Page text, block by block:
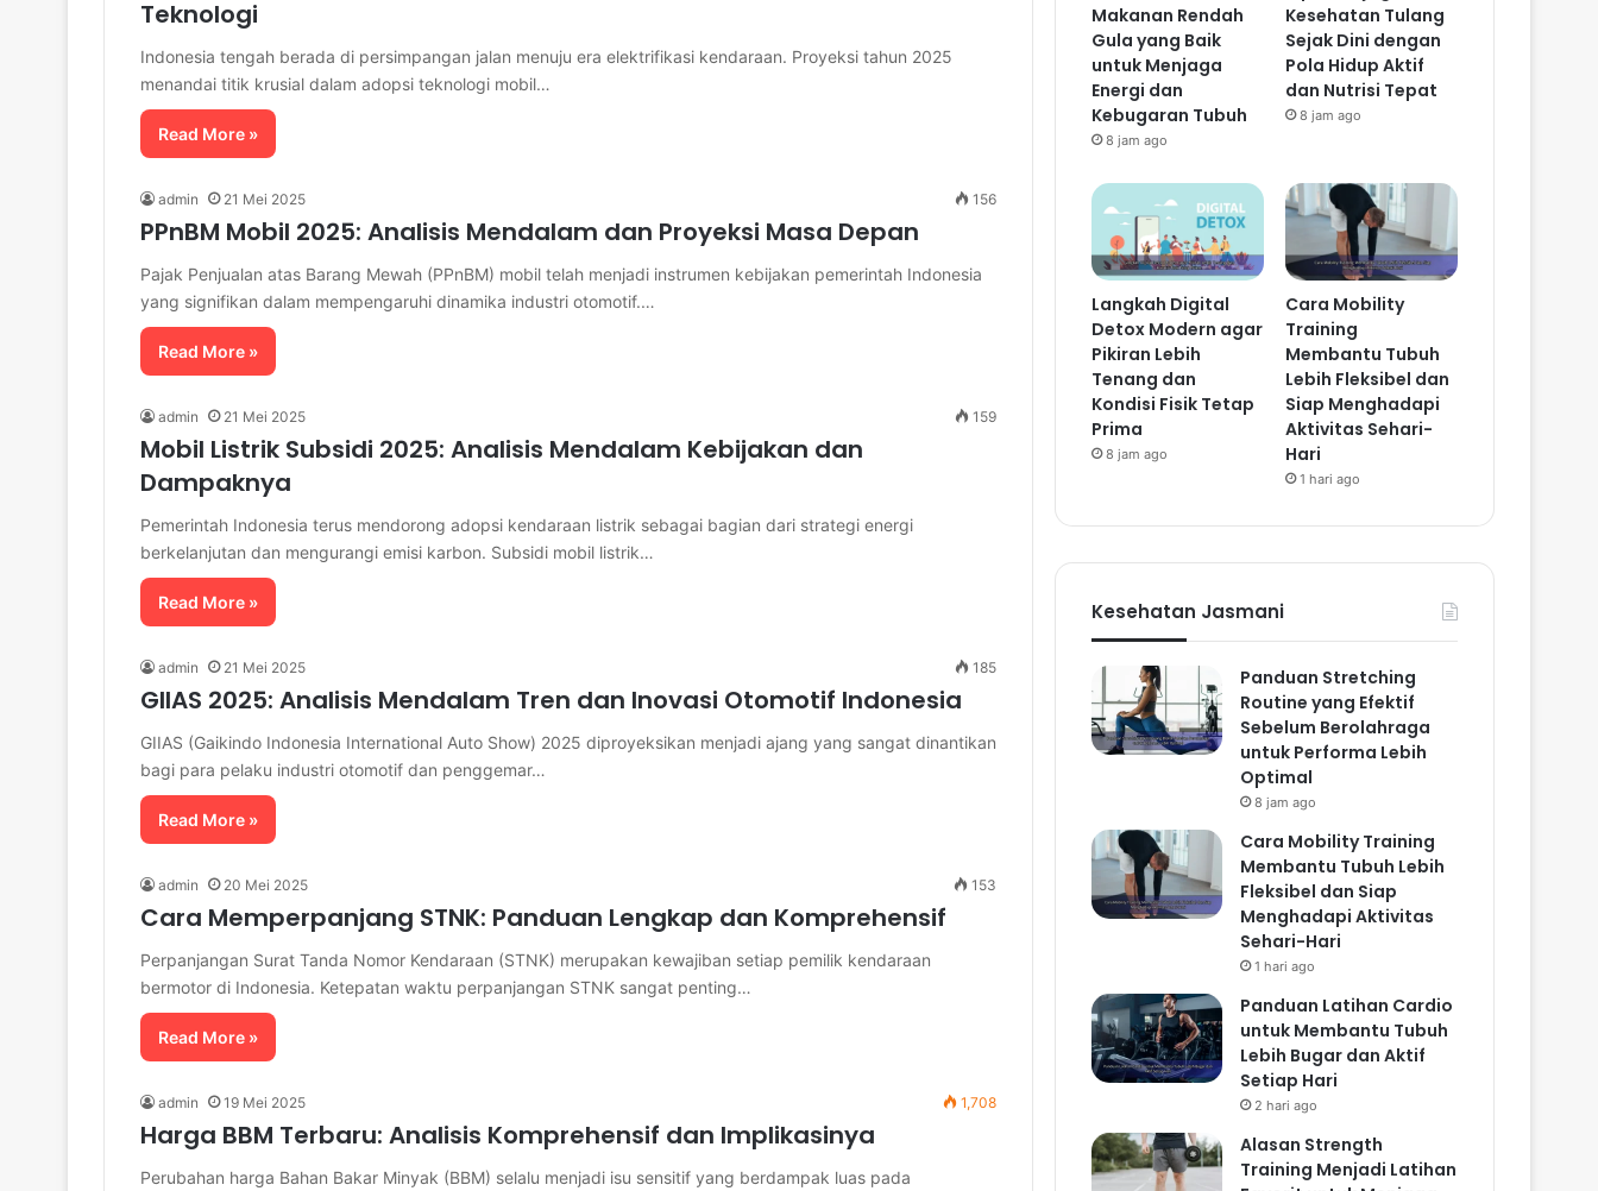
Teknologi
Indonesia tengah berada di persimpangan jalan menuju era elektrifikasi kendaraan. Proyeksi tahun 2025
menandai titik krusial dalam adopsi teknologi mobil…
Read More »
admin 21 Mei 2025 156
PPnBM Mobil 2025: Analisis Mendalam dan Proyeksi Masa Depan
Pajak Penjualan atas Barang Mewah (PPnBM) mobil telah menjadi instrumen kebijakan pemerintah Indonesia
yang signifikan dalam mempengaruhi dinamika industri otomotif.…
Read More »
admin 21 Mei 2025 159
Mobil Listrik Subsidi 2025: Analisis Mendalam Kebijakan dan
Dampaknya
Pemerintah Indonesia terus mendorong adopsi kendaraan listrik sebagai bagian dari strategi energi
berkelanjutan dan mengurangi emisi karbon. Subsidi mobil listrik…
Read More »
admin 21 Mei 2025 185
GIIAS 2025: Analisis Mendalam Tren dan Inovasi Otomotif Indonesia
GIIAS (Gaikindo Indonesia International Auto Show) 2025 diproyeksikan menjadi ajang yang sangat dinantikan
bagi para pelaku industri otomotif dan penggemar…
Read More »
admin 20 Mei 2025 153
Cara Memperpanjang STNK: Panduan Lengkap dan Komprehensif
Perpanjangan Surat Tanda Nomor Kendaraan (STNK) merupakan kewajiban setiap pemilik kendaraan
bermotor di Indonesia. Ketepatan waktu perpanjangan STNK sangat penting…
Read More »
admin 19 Mei 2025 1,708
Harga BBM Terbaru: Analisis Komprehensif dan Implikasinya
Perubahan harga Bahan Bakar Minyak (BBM) selalu menjadi isu sensitif yang berdampak luas pada
Makanan Rendah
Gula yang Baik
untuk Menjaga
Energi dan
Kebugaran Tubuh
8 jam ago
Kesehatan Tulang
Sejak Dini dengan
Pola Hidup Aktif
dan Nutrisi Tepat
8 jam ago
Langkah Digital
Detox Modern agar
Pikiran Lebih
Tenang dan
Kondisi Fisik Tetap
Prima
8 jam ago
Cara Mobility
Training
Membantu Tubuh
Lebih Fleksibel dan
Siap Menghadapi
Aktivitas Sehari-
Hari
1 hari ago
Kesehatan Jasmani
Panduan Stretching
Routine yang Efektif
Sebelum Berolahraga
untuk Performa Lebih
Optimal
8 jam ago
Cara Mobility Training
Membantu Tubuh Lebih
Fleksibel dan Siap
Menghadapi Aktivitas
Sehari-Hari
1 hari ago
Panduan Latihan Cardio
untuk Membantu Tubuh
Lebih Bugar dan Aktif
Setiap Hari
2 hari ago
Alasan Strength
Training Menjadi Latihan